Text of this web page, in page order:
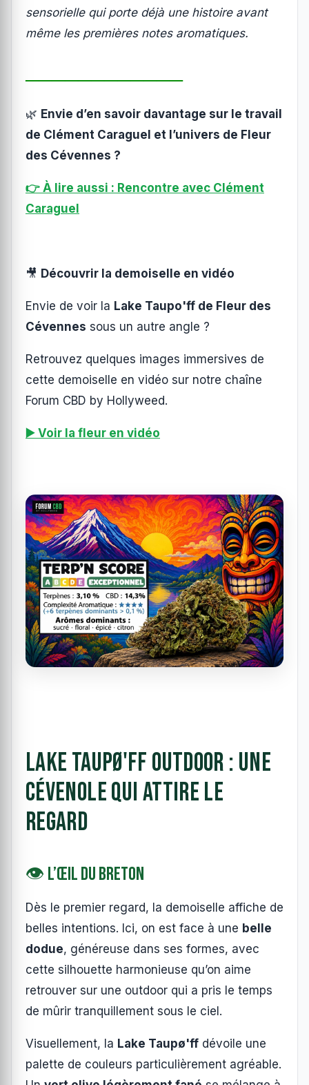
sensorielle qui porte déjà une histoire avant
même les premières notes aromatiques.
────────────
🌿 Envie d’en savoir davantage sur le travail
de Clément Caraguel et l’univers de Fleur
des Cévennes ?
👉 À lire aussi : Rencontre avec Clément
Caraguel
🎥 Découvrir la demoiselle en vidéo
Envie de voir la Lake Taupo'ff de Fleur des
Cévennes sous un autre angle ?
Retrouvez quelques images immersives de
cette demoiselle en vidéo sur notre chaîne
Forum CBD by Hollyweed.
▶️ Voir la fleur en vidéo
Lake Taupø'ff Outdoor : une
cévenole qui attire le
regard
👁️ L’Œil du Breton
Dès le premier regard, la demoiselle affiche de
belles intentions. Ici, on est face à une belle
dodue, généreuse dans ses formes, avec
cette silhouette harmonieuse qu’on aime
retrouver sur une outdoor qui a pris le temps
de mûrir tranquillement sous le ciel.
Visuellement, la Lake Taupø'ff dévoile une
palette de couleurs particulièrement agréable.